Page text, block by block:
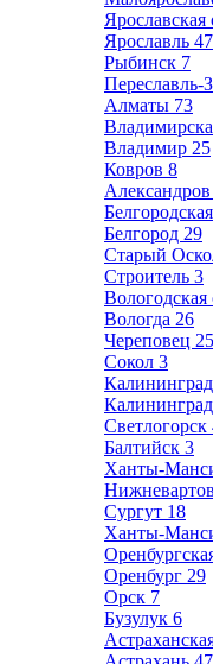
Ярославская
Ярославль 47
Рыбинск 7
Переславль-
Алматы 73
Владимир 25
Ковров 8
Александров
Белгород 29
Старый
Строитель 3
Вологодская
Вологда 26
Череповец 25
Сокол 3
Калининград
Светлогорск
Балтийск 3
Ханты-
Сургут 18
Ханты-
Оренбург 29
Орск 7
Бузулук 6